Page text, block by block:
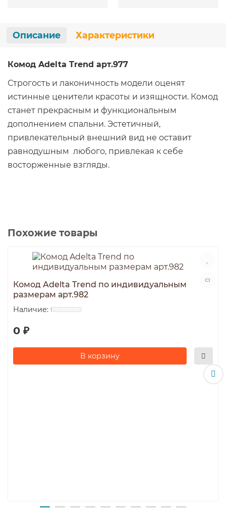
Описание Характеристики
Комод Adelta Trend арт.977
Строгость и лаконичность модели оценят
истинные ценители красоты и изящности. Комод
станет прекрасным и функциональным
дополнением спальни. Эстетичный,
привлекательный внешний вид не оставит
равнодушным любого, привлекая к себе
восторженные взгляды.
Похожие товары
Комод Adelta Trend по индивидуальным
размерам арт.982
0 ₽
В корзину